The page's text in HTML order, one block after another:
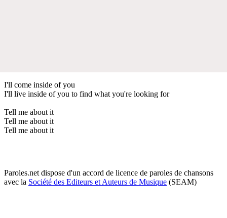
I'll come inside of you
I'll live inside of you to find what you're looking for
Tell me about it
Tell me about it
Tell me about it
Paroles.net dispose d'un accord de licence de paroles de chansons
avec la Société des Editeurs et Auteurs de Musique (SEAM)